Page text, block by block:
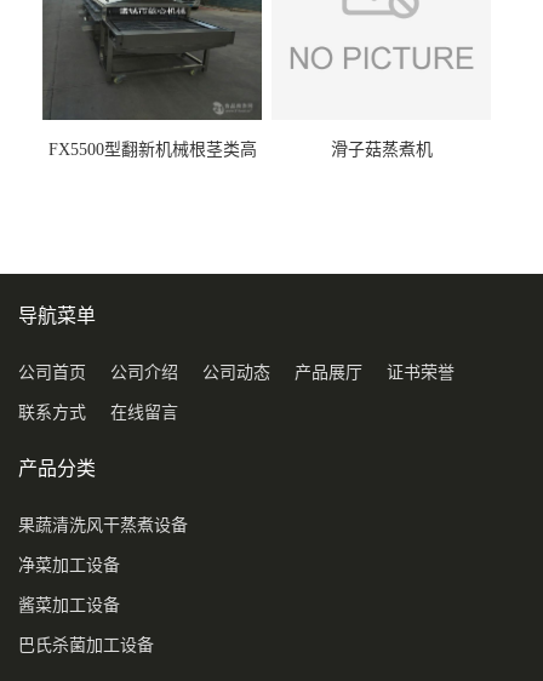
FX5500型翻新机械根茎类高
滑子菇蒸煮机
导航菜单
公司首页 公司介绍 公司动态 产品展厅 证书荣誉
联系方式 在线留言
产品分类
果蔬清洗风干蒸煮设备
净菜加工设备
酱菜加工设备
巴氏杀菌加工设备